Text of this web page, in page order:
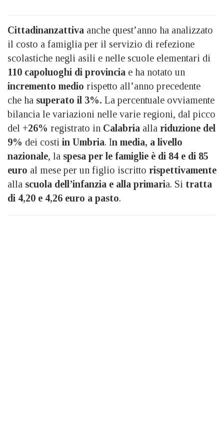
Cittadinanzattiva anche quest’anno ha analizzato
il costo a famiglia per il servizio di refezione
scolastiche negli asili e nelle scuole elementari di
110 capoluoghi di provincia e ha notato un
incremento medio rispetto all’anno precedente
che ha superato il 3%. La percentuale ovviamente
bilancia le variazioni nelle varie regioni, dal picco
del +26% registrato in Calabria alla riduzione del
9% dei costi in Umbria. In media, a livello
nazionale, la spesa per le famiglie è di 84 e di 85
euro al mese per un figlio iscritto rispettivamente
alla scuola dell’infanzia e alla primaria. Si tratta
di 4,20 e 4,26 euro a pasto.